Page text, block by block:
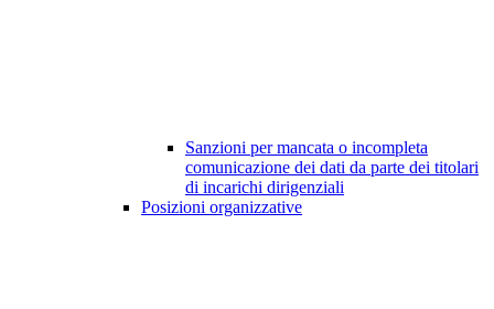
Sanzioni per mancata o incompleta
comunicazione dei dati da parte dei titolari
di incarichi dirigenziali
Posizioni organizzative